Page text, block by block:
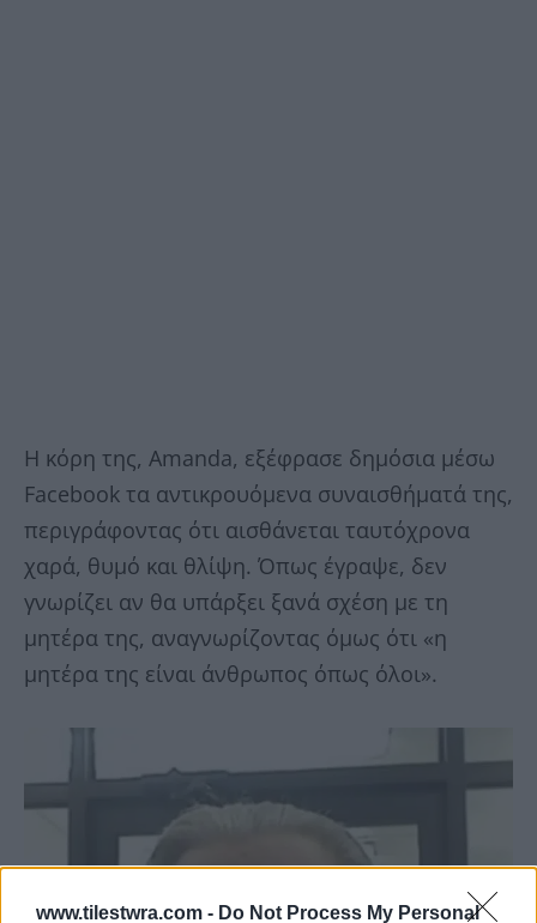
www.tilestwra.com - Do Not Process My Personal
Η κόρη της, Amanda, εξέφρασε δημόσια μέσω
Facebook τα αντικρουόμενα συναισθήματά της,
περιγράφοντας ότι αισθάνεται ταυτόχρονα
χαρά, θυμό και θλίψη. Όπως έγραψε, δεν
γνωρίζει αν θα υπάρξει ξανά σχέση με τη
μητέρα της, αναγνωρίζοντας όμως ότι «η
μητέρα της είναι άνθρωπος όπως όλοι».